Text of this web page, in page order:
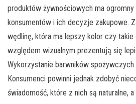
produktów żywnościowych ma ogromny
konsumentów i ich decyzje zakupowe.
wędlinę, która ma lepszy kolor czy
względem wizualnym prezentują się
Wykorzystanie barwników
Konsumenci powinni jednak zdobyć
świadomość, które z nich są naturalne,